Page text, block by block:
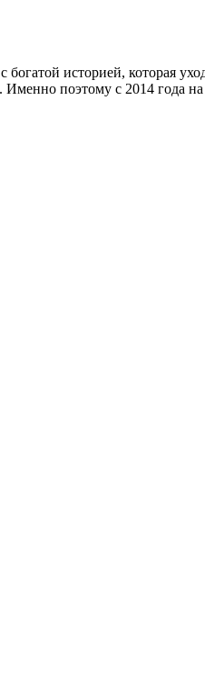
историей, которая
поэтому с 2014 года